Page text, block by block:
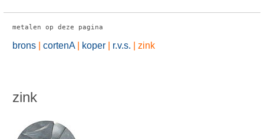
metalen op deze pagina
brons cortenA koper r.v.s. zink
zink